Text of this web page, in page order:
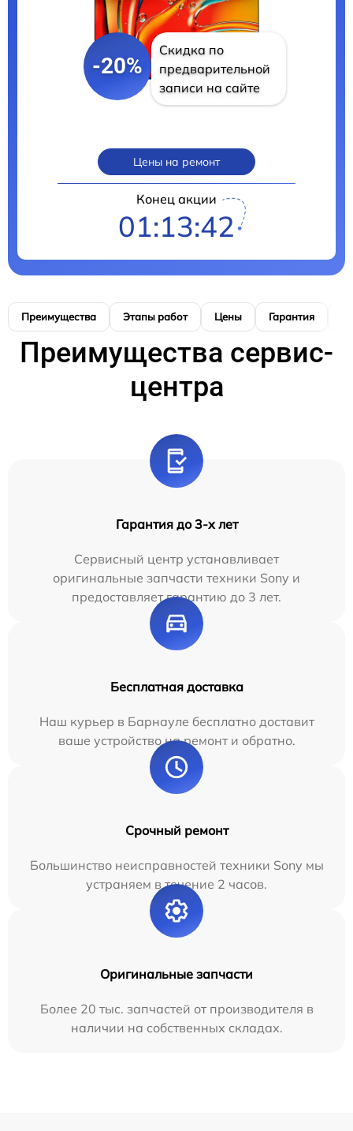
-20%
Скидка по
предварительной
записи на сайте
Цены на ремонт
Конец акции
01:13:41
Преимущества Этапы работ Цены Гарантия
Преимущества сервис-
центра
Гарантия до 3-х лет
Сервисный центр устанавливает
оригинальные запчасти техники Sony и
предоставляет гарантию до 3 лет.
Бесплатная доставка
Наш курьер в Барнауле бесплатно доставит
ваше устройство на ремонт и обратно.
Срочный ремонт
Большинство неисправностей техники Sony мы
устраняем в течение 2 часов.
Оригинальные запчасти
Более 20 тыс. запчастей от производителя в
наличии на собственных складах.